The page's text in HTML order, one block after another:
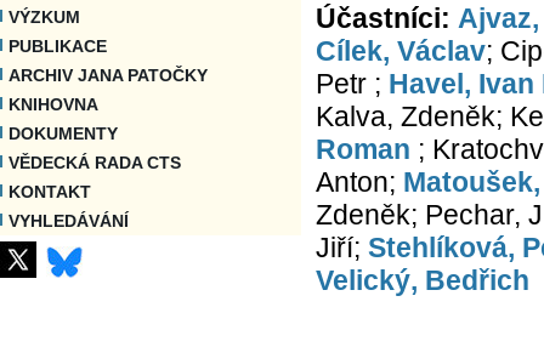
VÝZKUM
PUBLIKACE
ARCHIV JANA PATOČKY
KNIHOVNA
DOKUMENTY
VĚDECKÁ RADA CTS
KONTAKT
VYHLEDÁVÁNÍ
Účastníci:
Cílek, Václav;
Petr ; Havel, Ivan
Kalva, Zdeněk;
Roman ;
Anton;
Zdeněk; Pechar,
Jiří; Stehlíková,
Velický, Bedřich